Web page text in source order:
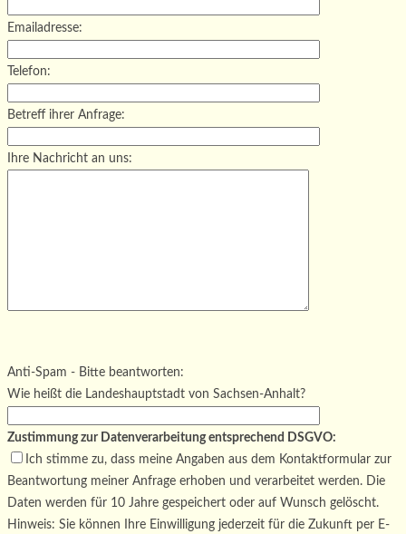
Emailadresse:
Telefon:
Betreff ihrer Anfrage:
Ihre Nachricht an uns:
Bitte lasse dieses Feld leer.
Anti-Spam - Bitte beantworten:
Wie heißt die Landeshauptstadt von Sachsen-Anhalt?
Zustimmung zur Datenverarbeitung entsprechend DSGVO:
Ich stimme zu, dass meine Angaben aus dem Kontaktformular zur
Beantwortung meiner Anfrage erhoben und verarbeitet werden. Die
Daten werden für 10 Jahre gespeichert oder auf Wunsch gelöscht.
Hinweis: Sie können Ihre Einwilligung jederzeit für die Zukunft per E-